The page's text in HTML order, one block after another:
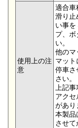
使用上の注
意
適合車
滑り止
い事
プ、ボ
い。
他のマ
マッ
停車さ
さい。
上記事
アク
があり
本製品
させて